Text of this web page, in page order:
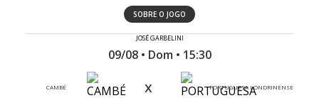
SOBRE O JOGO
JOSÉ GARBELINI
09/08 • Dom • 15:30
CAMBÉ x PORTUGUESA LONDRINENSE